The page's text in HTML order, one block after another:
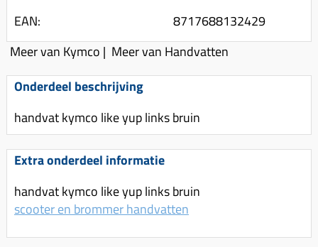
Powerfilter
Schakel (delen)
Spruitstuk (delen)
Uitlaten compleet
Uitlaat bocht
Radiateur (delen)
Waterpomp (delen)
Stuur (delen)
Remblokken
Rem (delen)
Remhevels
Remsegmenten
Remschijven
Stickers
Stuurslot
Regenkleding
Vespa accessoires
Voordragers
Accessoires overig
EAN:
8717688132429
Meer van Kymco | Meer van Handvatten
Onderdeel beschrijving
handvat kymco like yup links bruin
Extra onderdeel informatie
handvat kymco like yup links bruin
scooter en brommer handvatten